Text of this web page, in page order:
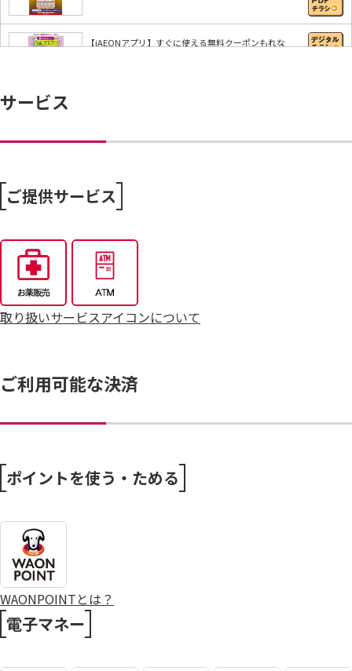
【iAEONアプリ】すぐに使える無料クーポンもれな
サービス
ご提供サービス
取り扱いサービスアイコンについて
ご利用可能な決済
ポイントを使う・ためる
WAONPOINTとは？
電子マネー